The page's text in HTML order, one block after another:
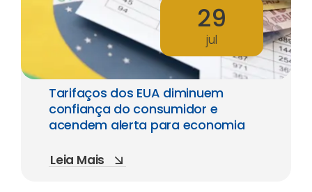
29
jul
Tarifaços dos EUA diminuem
confiança do consumidor e
acendem alerta para economia
Leia Mais